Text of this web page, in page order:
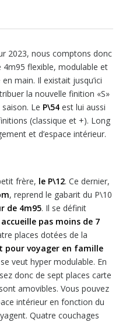
2023, nous comptons donc
flexible, modulable et
main. Il existait jusqu’ici
la nouvelle finition «S»
Le P\54est lui aussi
(classique et +). Long
et d’espace intérieur.
frère, le P\12. Ce dernier,
, reprend le gabarit du P\10
de 4m95. Il se définit
pas moins de 7
places dotées de la
pour voyager en famille
veut hyper modulable. En
donc de sept places carte
amovibles. Vous pouvez
intérieur en fonction du
Quatre couchages